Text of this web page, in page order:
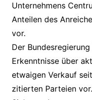
Unternehmens
Anteilen des
vor.
Der
Erkenntnisse über
etwaigen Verkauf
zitierten Parteien vor.